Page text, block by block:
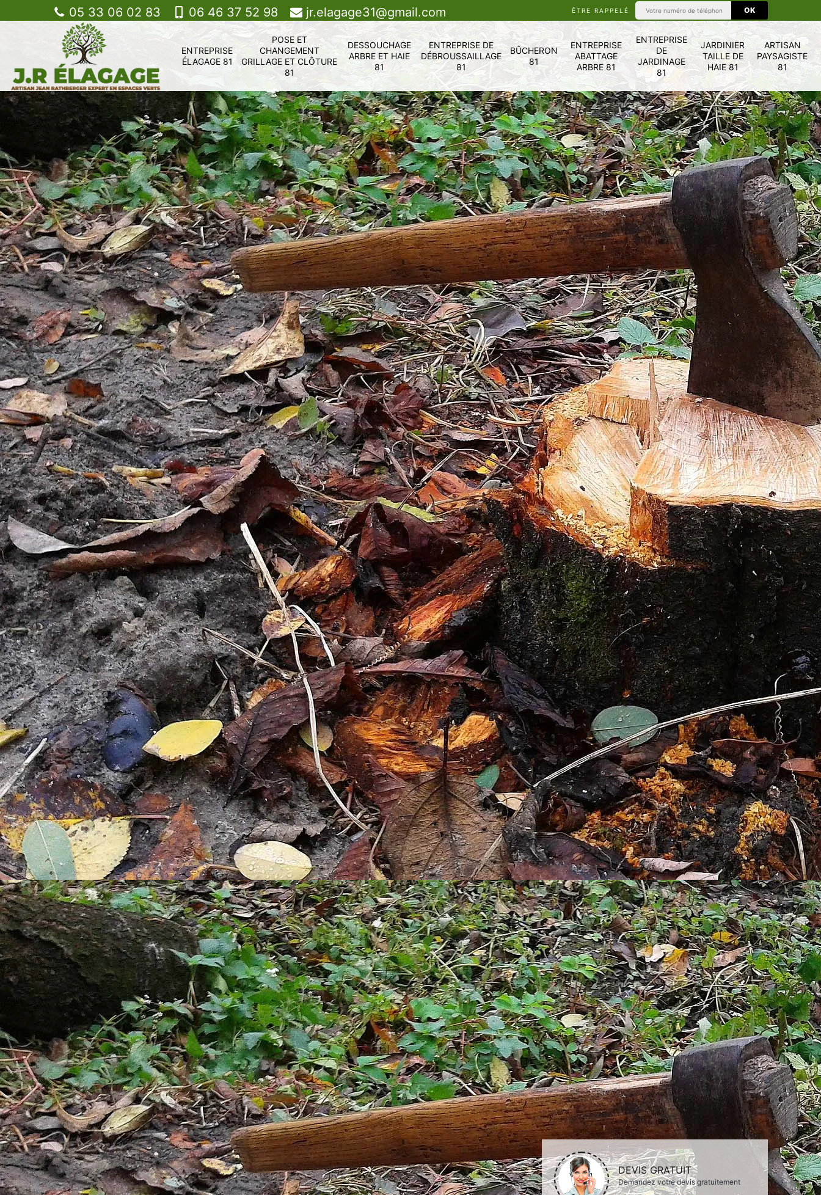
05 33 06 02 83 06 46 37 52 98 jr.elagage31@gmail.com ÊTRE RAPPELÉ
ENTREPRISE
ÉLAGAGE 81
POSE ET
CHANGEMENT
GRILLAGE ET CLÔTURE
81
DESSOUCHAGE
ARBRE ET HAIE
81
ENTREPRISE DE
DÉBROUSSAILLAGE
81
BÛCHERON
81
ENTREPRISE
ABATTAGE
ARBRE 81
ENTREPRISE
DE
JARDINAGE
81
JARDINIER
TAILLE DE
HAIE 81
ARTISAN
PAYSAGISTE
81
DEVIS GRATUIT
Demandez votre devis gratuitement